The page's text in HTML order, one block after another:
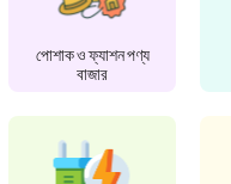
পোশাক ও ফ্যাশন পণ্য
বাজার